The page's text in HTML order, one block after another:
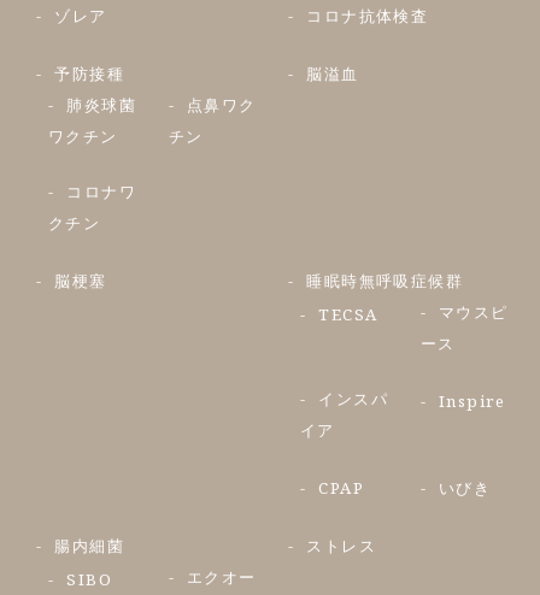
ゾレア コロナ抗体検査
予防接種
肺炎球菌
ワクチン
点鼻ワク
チン
コロナワ
クチン
脳溢血
脳梗塞
睡眠時無呼吸症候群
TECSA
マウスピ
ース
インスパ
イア
Inspire
CPAP いびき
腸内細菌
SIBO
エクオー
ストレス